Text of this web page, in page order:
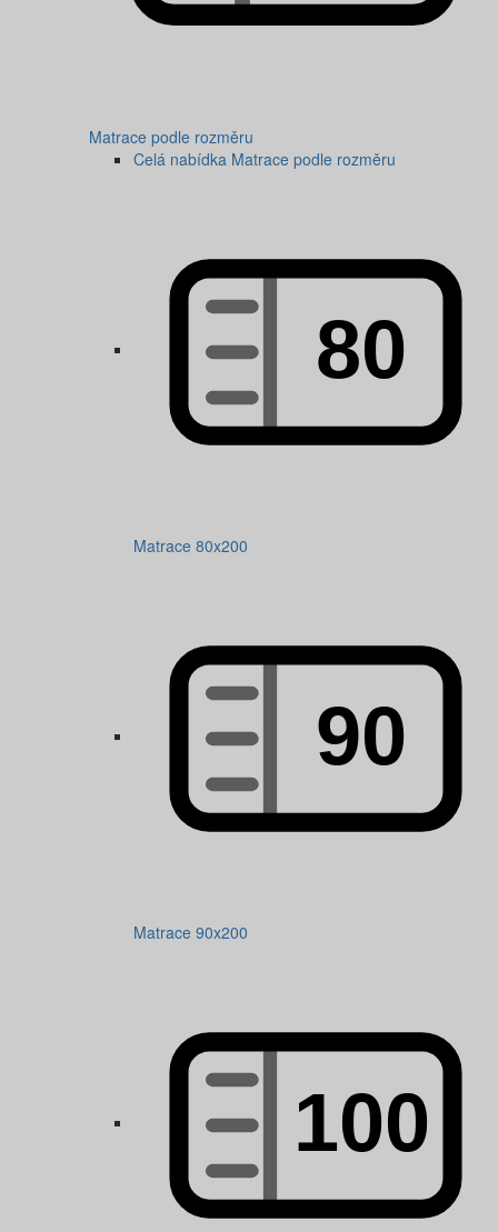
Matrace podle rozměru
Celá nabídka Matrace podle rozměru
Matrace 80x200
Matrace 90x200